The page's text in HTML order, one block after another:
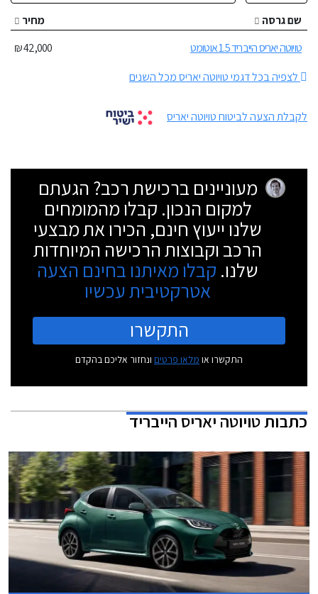
שם גרסה
מחיר
טויוטה יאריס הייבריד 1.5 אוטומט
42,000 ₪
לצפיה בכל דגמי טויוטה יאריס מכל השנים
לקבלת הצעה לביטוח טויוטה יאריס
מעוניינים ברכישת רכב? הגעתם
למקום הנכון. קבלו מהמומחים
שלנו ייעוץ חינם, הכירו את מבצעי
הרכב וקבוצות הרכישה המיוחדות
שלנו. קבלו מאיתנו בחינם הצעה
אטרקטיבית עכשיו
התקשרו
התקשרו או מלאו פרטים ונחזור אליכם בהקדם
כתבותטויוטה יאריס הייבריד